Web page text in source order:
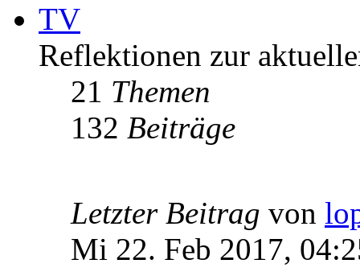
TV
Reflektionen zur
21 Themen
132 Beiträge
Letzter Beitrag von
Mi 22. Feb 2017,